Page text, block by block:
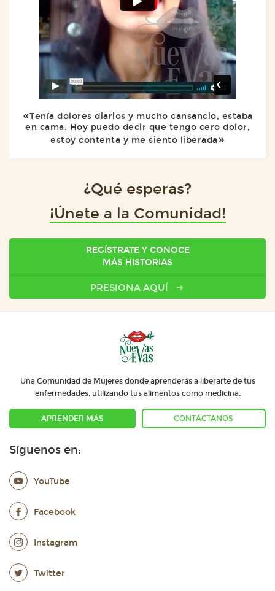
Tenía dolores diarios y mucho cansancio, estaba
en cama. Hoy puedo decir que tengo cero dolor,
estoy contenta y me siento liberada
¿Qué esperas?
¡Únete a la Comunidad!
REGÍSTRATE Y CONOCE
MÁS HISTORIAS
PRESIONA AQUÍ
Una Comunidad de Mujeres donde aprenderás a liberarte de tus
enfermedades, utilizando tus alimentos como medicina.
APRENDER MÁS CONTÁCTANOS
Síguenos en:
YouTube
Facebook
Instagram
Twitter